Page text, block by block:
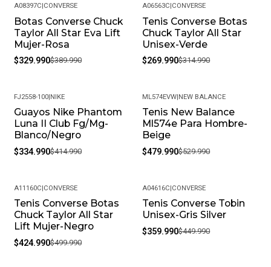
-15%
A08397C|CONVERSE
Botas Converse Chuck
Taylor All Star Eva Lift
Mujer-Rosa
$329.990$389.990
-14%
A06563C|CONVERSE
Tenis Converse Botas
Chuck Taylor All Star
Unisex-Verde
$269.990$314.990
-19%
FJ2558-100|NIKE
Guayos Nike Phantom
Luna II Club Fg/Mg-
Blanco/Negro
$334.990$414.990
-9%
ML574EVW|NEW BALANCE
Tenis New Balance
Ml574e Para Hombre-
Beige
$479.990$529.990
-15%
A11160C|CONVERSE
Tenis Converse Botas
Chuck Taylor All Star
Lift Mujer-Negro
$424.990$499.990
-20%
A04616C|CONVERSE
Tenis Converse Tobin
Unisex-Gris Silver
$359.990$449.990